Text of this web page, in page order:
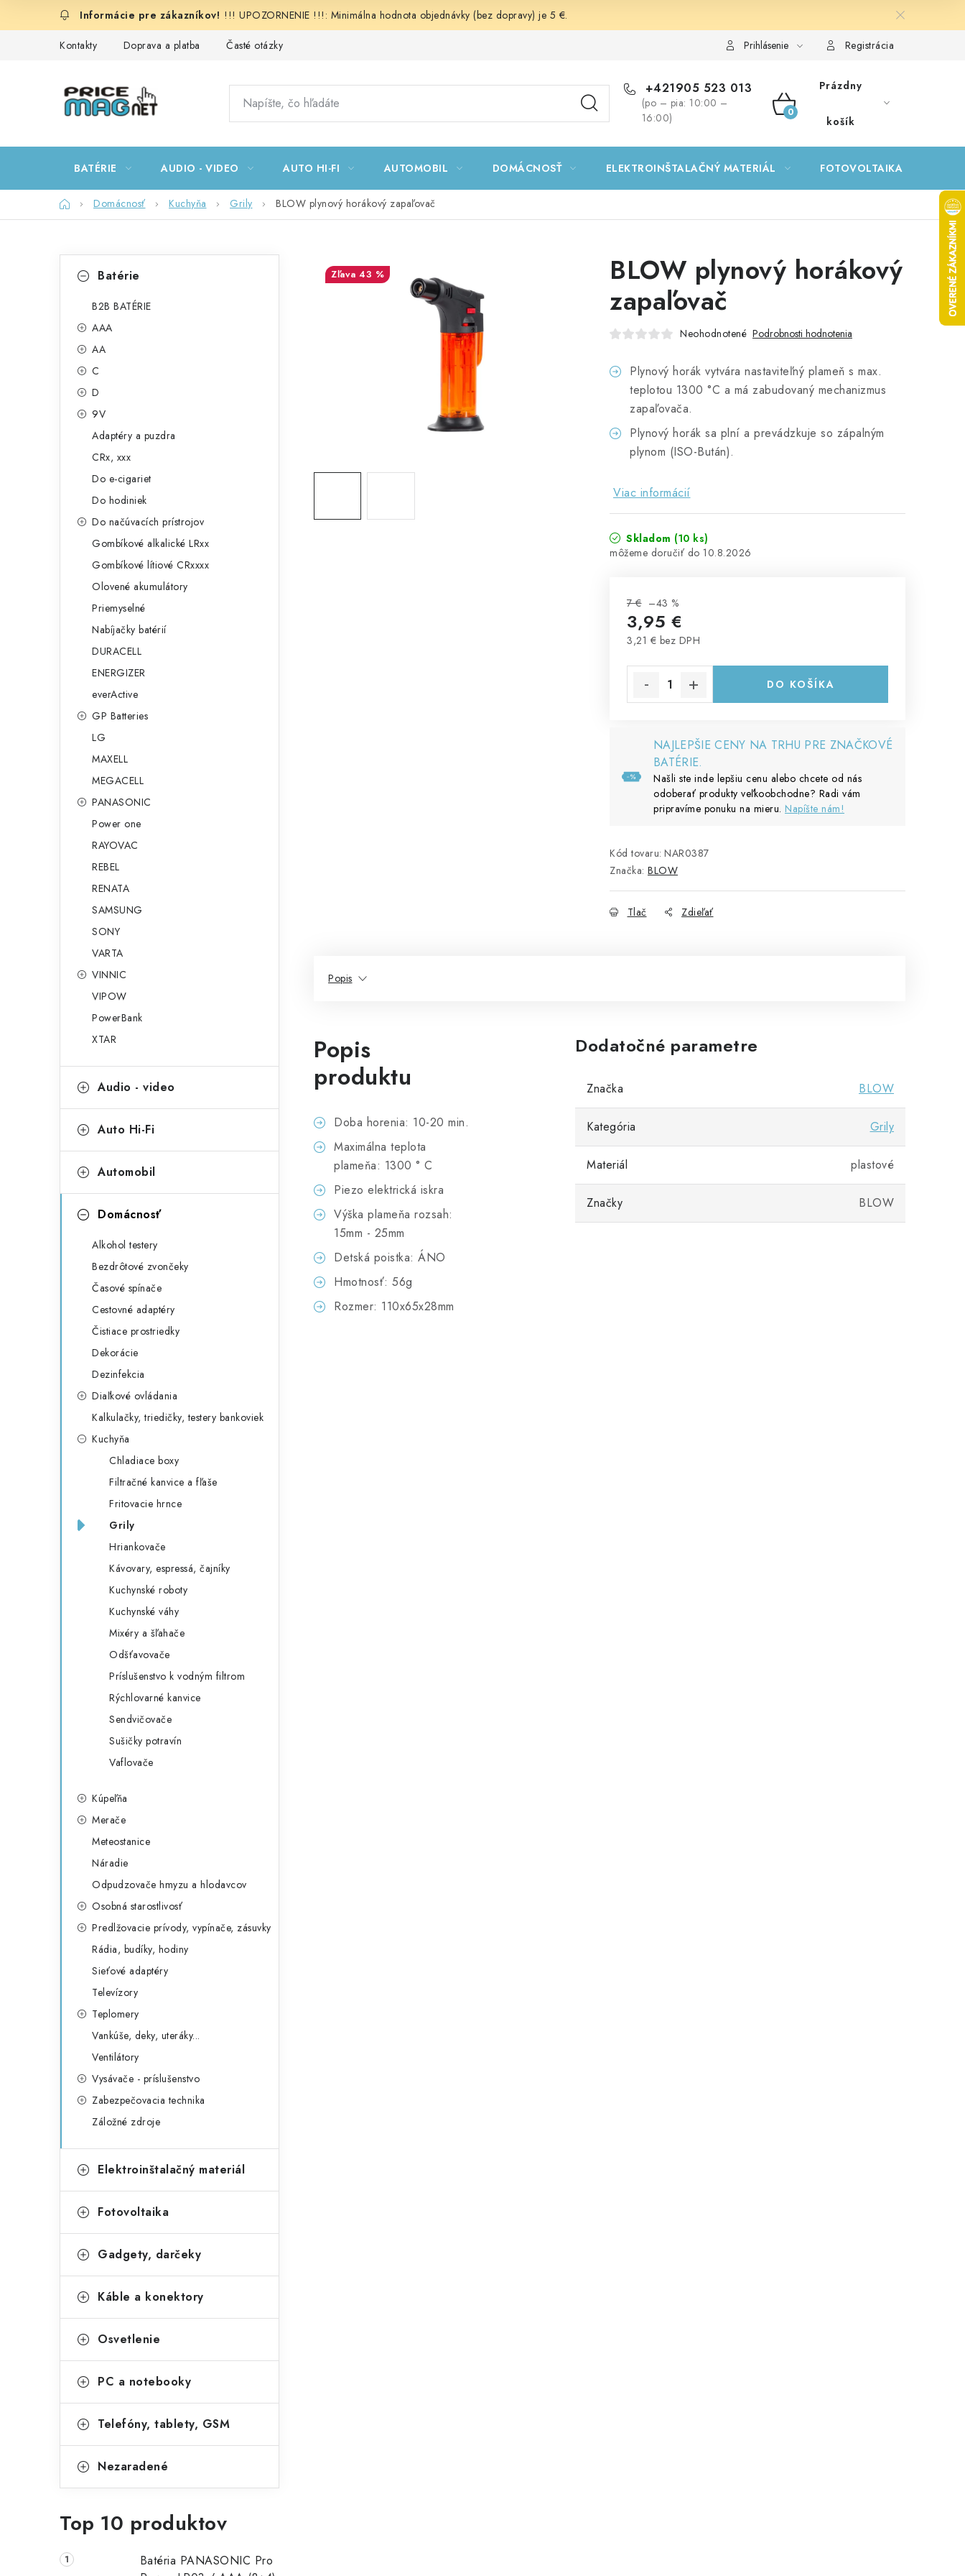
!!! UPOZORNENIE !!!: Minimálna hodnota objednávky (bez dopravy) je 5 €.
Kontakty Doprava a platba Časté otázky Prihlásenie Registrácia
+421905 523 013
(po – pia: 10:00 –
16:00)
NÁKUPNÝ
Prázdny
košík
BATÉRIE AUDIO - VIDEO AUTO HI-FI AUTOMOBIL DOMÁCNOSŤ ELEKTROINŠTALAČNÝ MATERIÁL FOTOVOLTAIKA
DomovDomácnosť Kuchyňa Grily BLOW plynový horákový zapaľovač
kategórieBatérie
B2B BATÉRIE
AAA
AA
C
D
9V
Adaptéry a puzdra
CRx, xxx
Do e-cigariet
Do hodiniek
Do načúvacích prístrojov
Gombíkové alkalické LRxx
Gombíkové lítiové CRxxxx
Olovené akumulátory
Priemyselné
Nabíjačky batérií
DURACELL
ENERGIZER
everActive
GP Batteries
LG
MAXELL
MEGACELL
PANASONIC
Power one
RAYOVAC
REBEL
RENATA
SAMSUNG
SONY
VARTA
VINNIC
VIPOW
PowerBank
XTAR
Audio - video
Auto Hi-Fi
Automobil
Domácnosť
Alkohol testery
Bezdrôtové zvončeky
Časové spínače
Cestovné adaptéry
Čistiace prostriedky
Dekorácie
Dezinfekcia
Diaľkové ovládania
Kalkulačky, triedičky, testery bankoviek
Kuchyňa
Chladiace boxy
Filtračné kanvice a fľaše
Fritovacie hrnce
Grily
Hriankovače
Kávovary, espressá, čajníky
Kuchynské roboty
Kuchynské váhy
Mixéry a šľahače
Odšťavovače
Príslušenstvo k vodným filtrom
Rýchlovarné kanvice
Sendvičovače
Sušičky potravín
Vaflovače
Kúpeľňa
Merače
Meteostanice
Náradie
Odpudzovače hmyzu a hlodavcov
Osobná starostlivosť
Predlžovacie prívody, vypínače, zásuvky
Rádia, budíky, hodiny
Sieťové adaptéry
Televízory
Teplomery
Vankúše, deky, uteráky...
Ventilátory
Vysávače - príslušenstvo
Zabezpečovacia technika
Záložné zdroje
Elektroinštalačný materiál
Fotovoltaika
Gadgety, darčeky
Káble a konektory
Osvetlenie
PC a notebooky
Telefóny, tablety, GSM
Nezaradené
Top 10 produktov
Batéria PANASONIC Pro
BLOW plynový horákový
zapaľovač
Neohodnotené Podrobnosti hodnotenia
Plynový horák vytvára nastaviteľný plameň s max.
teplotou 1300 °C a má zabudovaný mechanizmus
zapaľovača.
Plynový horák sa plní a prevádzkuje so zápalným
plynom (ISO-Bután).
Viac informácií
Skladom (10 ks)
10.8.2026
7 € –43 %
3,95 €
3,21 € bez DPH
DO KOŠÍKA
NAJLEPŠIE CENY NA TRHU PRE ZNAČKOVÉ
BATÉRIE.
Našli ste inde lepšiu cenu alebo chcete od nás
odoberať produkty veľkoobchodne? Radi vám
pripravíme ponuku na mieru. Napíšte nám!
Kód tovaru: NAR0387
Značka: BLOW
Tlač Zdieľať
43 %
Popis
Popis
produktu
Doba horenia: 10-20 min.
Maximálna teplota
plameňa: 1300 ° C
Piezo elektrická iskra
Výška plameňa rozsah:
15mm - 25mm
Detská poistka: ÁNO
Hmotnosť: 56g
Rozmer: 110x65x28mm
Dodatočné parametre
Značka BLOW
Kategória Grily
Materiál plastové
Značky BLOW